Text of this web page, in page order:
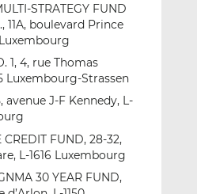
STRATEGY FUND
11A, boulevard Prince
1, 4, rue Thomas
Luxembourg-Strassen
avenue J-F Kennedy, L-
CREDIT FUND, 28-32,
L-1616 Luxembourg
30 YEAR FUND,